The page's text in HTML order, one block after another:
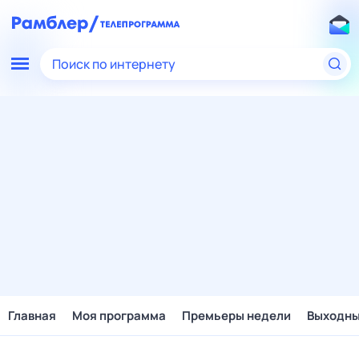
Поиск по интернету
Главная Моя программа Премьеры недели